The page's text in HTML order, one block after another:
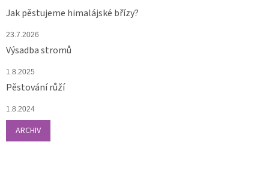
Jak pěstujeme himalájské břízy?
23.7.2026
Výsadba stromů
1.8.2025
Pěstování růží
1.8.2024
ARCHIV